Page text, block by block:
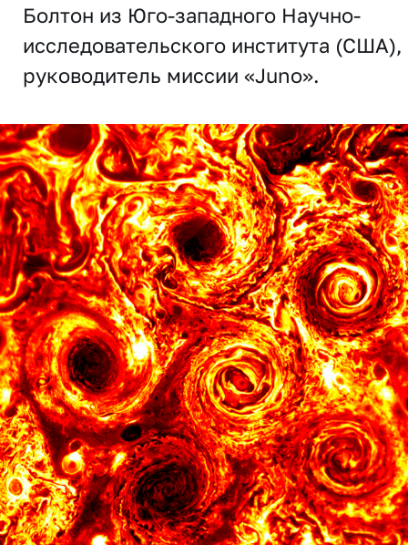
Болтон из Юго-западного Научно-
исследовательского института (США),
руководитель миссии «Juno».